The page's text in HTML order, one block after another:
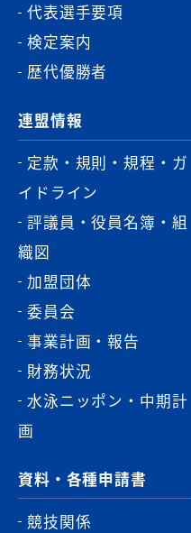
代表選手要項
検定案内
歴代優勝者
連盟情報
定款・規則・規程・ガ
イドライン
評議員・役員名簿・組
織図
加盟団体
委員会
事業計画・報告
財務状況
水泳ニッポン・中期計
画
資料・各種申請書
競技関係